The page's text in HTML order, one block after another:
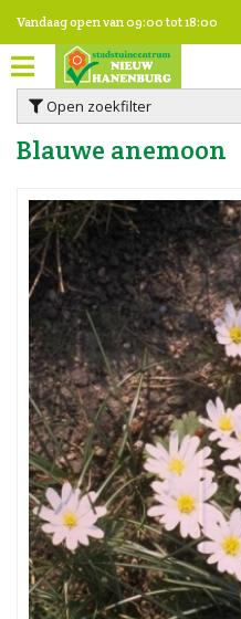
n
Vandaag open van09:00tot18:00
Open zoekfilter
Blauwe anemoon